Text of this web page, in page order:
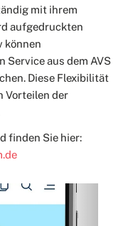
mit ihrem
aufgedruckten
können
Service aus dem AVS
Diese Flexibilität
Vorteilen der
finden Sie hier: